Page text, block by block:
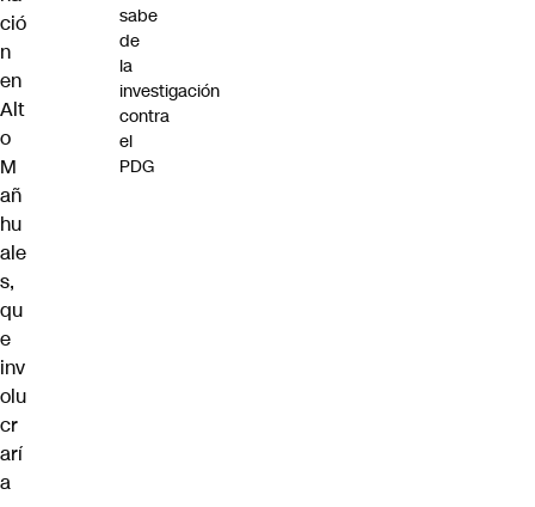
ció
n
en
Alt
o
M
añ
hu
ale
s,
qu
e
inv
olu
cr
arí
a
sabe
de
la
investigación
contra
el
PDG